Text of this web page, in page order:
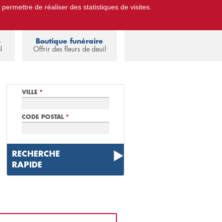
Funèbres. Espace familles
Boutique funéraire
Offrir des fleurs de deuil
VILLE *
CODE POSTAL *
RECHERCHE
RAPIDE
de réaliser des statistiques de visites.